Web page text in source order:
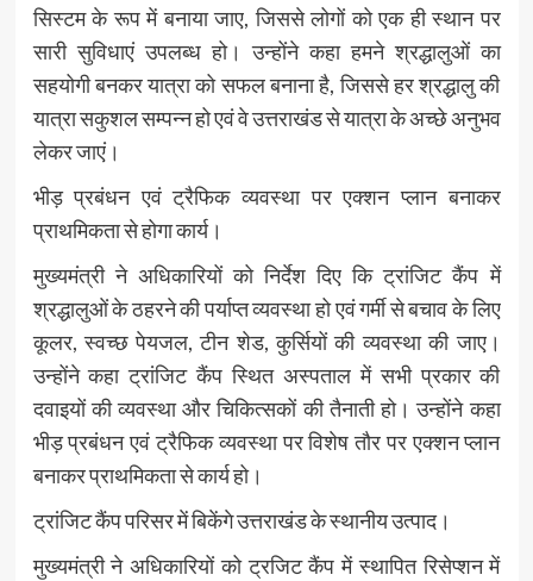
सिस्टम के रूप में बनाया जाए, जिससे लोगों को एक ही स्थान पर
सारी सुविधाएं उपलब्ध हो। उन्होंने कहा हमने श्रद्धालुओं का
सहयोगी बनकर यात्रा को सफल बनाना है, जिससे हर श्रद्धालु की
यात्रा सकुशल सम्पन्न हो एवं वे उत्तराखंड से यात्रा के अच्छे अनुभव
लेकर जाएं।
भीड़ प्रबंधन एवं ट्रैफिक व्यवस्था पर एक्शन प्लान बनाकर
प्राथमिकता से होगा कार्य।
मुख्यमंत्री ने अधिकारियों को निर्देश दिए कि ट्रांजिट कैंप में
श्रद्धालुओं के ठहरने की पर्याप्त व्यवस्था हो एवं गर्मी से बचाव के लिए
कूलर, स्वच्छ पेयजल, टीन शेड, कुर्सियों की व्यवस्था की जाए।
उन्होंने कहा ट्रांजिट कैंप स्थित अस्पताल में सभी प्रकार की
दवाइयों की व्यवस्था और चिकित्सकों की तैनाती हो। उन्होंने कहा
भीड़ प्रबंधन एवं ट्रैफिक व्यवस्था पर विशेष तौर पर एक्शन प्लान
बनाकर प्राथमिकता से कार्य हो।
ट्रांजिट कैंप परिसर में बिकेंगे उत्तराखंड के स्थानीय उत्पाद।
मुख्यमंत्री ने अधिकारियों को ट्रजिट कैंप में स्थापित रिसेप्शन में